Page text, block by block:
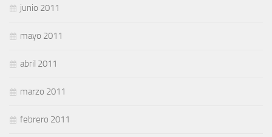
junio 2011
mayo 2011
abril 2011
marzo 2011
febrero 2011